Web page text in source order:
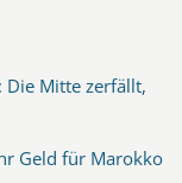
Die Mitte zerfällt,
Geld für Marokko